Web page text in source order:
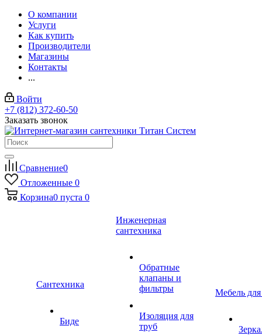
О компании
Услуги
Как купить
Производители
Магазины
Контакты
...
Войти
+7 (812) 372-60-50
Заказать звонок
Сравнение0
Отложенные 0
Корзина0 пуста 0
Сантехника
Биде
Инженерная
сантехника
Обратные
клапаны и
фильтры
Изоляция для
труб
Мебель